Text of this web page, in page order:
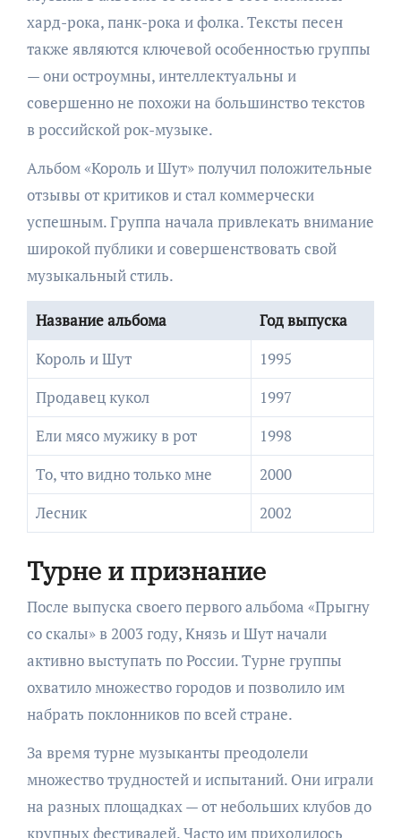
хард-рока, панк-рока и фолка. Тексты песен
также являются ключевой особенностью группы
— они остроумны, интеллектуальны и
совершенно не похожи на большинство текстов
в российской рок-музыке.
Альбом «Король и Шут» получил положительные
отзывы от критиков и стал коммерчески
успешным. Группа начала привлекать внимание
широкой публики и совершенствовать свой
музыкальный стиль.
Название альбома
Год выпуска
Король и Шут
1995
Продавец кукол
1997
Ели мясо мужику в рот
1998
То, что видно только мне
2000
Лесник
2002
Турне и признание
После выпуска своего первого альбома «Прыгну
со скалы» в 2003 году, Князь и Шут начали
активно выступать по России. Турне группы
охватило множество городов и позволило им
набрать поклонников по всей стране.
За время турне музыканты преодолели
множество трудностей и испытаний. Они играли
на разных площадках — от небольших клубов до
крупных фестивалей. Часто им приходилось